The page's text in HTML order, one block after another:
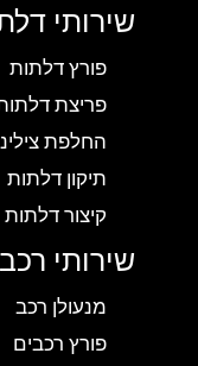
שירותי דלתות
פורץ דלתות
פריצת דלתות
החלפת צילינדרים
תיקון דלתות
קיצור דלתות
שירותי רכב
מנעולן רכב
פורץ רכבים